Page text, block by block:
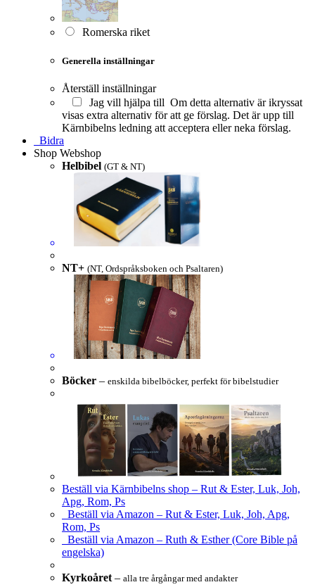
Romerska riket
Generella inställningar
Återställ inställningar
Jag vill hjälpa till Om detta alternativ är ikryssat
visas extra alternativ för att ge förslag. Det är upp till
Kärnbibelns ledning att acceptera eller neka förslag.
Bidra
Shop Webshop
Helbibel (GT & NT)
NT+ (NT, Ordspråksboken och Psaltaren)
Böcker – enskilda bibelböcker, perfekt för bibelstudier
Beställ via Kärnbibelns shop – Rut & Ester, Luk, Joh,
Apg, Rom, Ps
Beställ via Amazon – Rut & Ester, Luk, Joh, Apg,
Rom, Ps
Beställ via Amazon – Ruth & Esther (Core Bible på
engelska)
Kyrkoåret – alla tre årgångar med andakter